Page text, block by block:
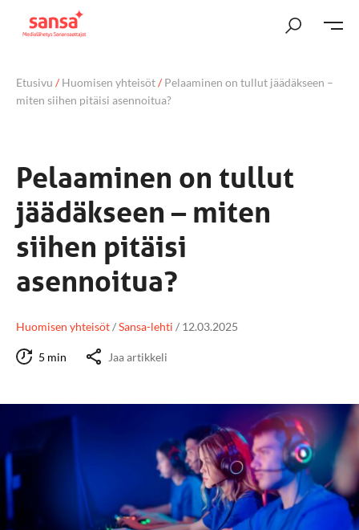
Etusivu /Huomisen yhteisöt/Pelaaminen on tullut jäädäkseen –
miten siihen pitäisi asennoitua?
Pelaaminen on tullut
jäädäkseen – miten
siihen pitäisi
asennoitua?
Huomisen yhteisöt/Sansa-lehti / 12.03.2025
5 min Jaa artikkeli